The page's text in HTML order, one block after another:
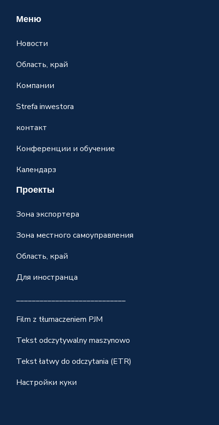
Меню
Новости
Область, край
Компании
Strefa inwestora
контакт
Конференции и обучение
Календарз
Проекты
Зона экспортера
Зона местного самоуправления
Область, край
Для иностранца
____________________________
Film z tłumaczeniem PJM
Tekst odczytywalny maszynowo
Tekst łatwy do odczytania (ETR)
Настройки куки